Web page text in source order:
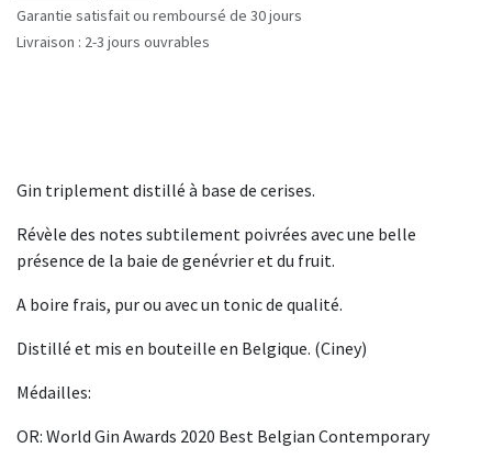
Garantie satisfait ou remboursé de 30 jours
Livraison : 2-3 jours ouvrables
Gin triplement distillé à base de cerises.
Révèle des notes subtilement poivrées avec une belle
présence de la baie de genévrier et du fruit.
A boire frais, pur ou avec un tonic de qualité.
Distillé et mis en bouteille en Belgique. (Ciney)
Médailles:
OR: World Gin Awards 2020 Best Belgian Contemporary